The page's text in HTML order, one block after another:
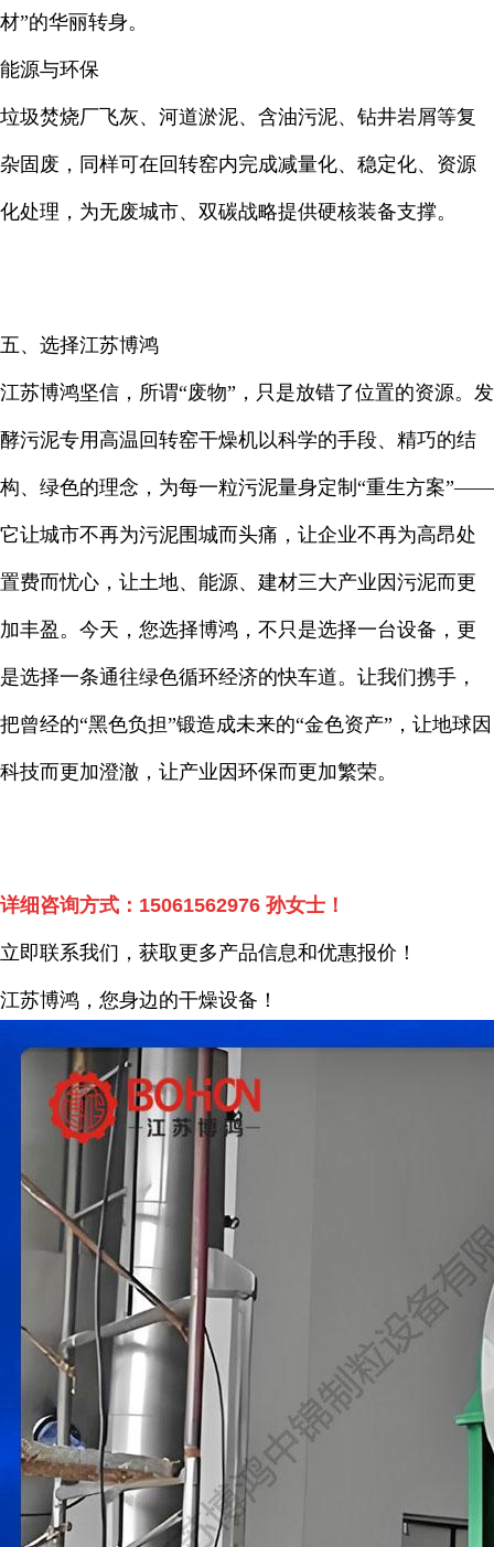
材”的华丽转身。
能源与环保
垃圾焚烧厂飞灰、河道淤泥、含油污泥、钻井岩屑等复
杂固废，同样可在回转窑内完成减量化、稳定化、资源
化处理，为无废城市、双碳战略提供硬核装备支撑。
五、选择江苏博鸿
江苏博鸿坚信，所谓“废物”，只是放错了位置的资源。发
酵污泥专用高温回转窑干燥机以科学的手段、精巧的结
构、绿色的理念，为每一粒污泥量身定制“重生方案”——
它让城市不再为污泥围城而头痛，让企业不再为高昂处
置费而忧心，让土地、能源、建材三大产业因污泥而更
加丰盈。今天，您选择博鸿，不只是选择一台设备，更
是选择一条通往绿色循环经济的快车道。让我们携手，
把曾经的“黑色负担”锻造成未来的“金色资产”，让地球因
科技而更加澄澈，让产业因环保而更加繁荣。
详细咨询方式： 15061562976 孙女士！
立即联系我们，获取更多产品信息和优惠报价！
江苏博鸿，您身边的干燥设备 ！